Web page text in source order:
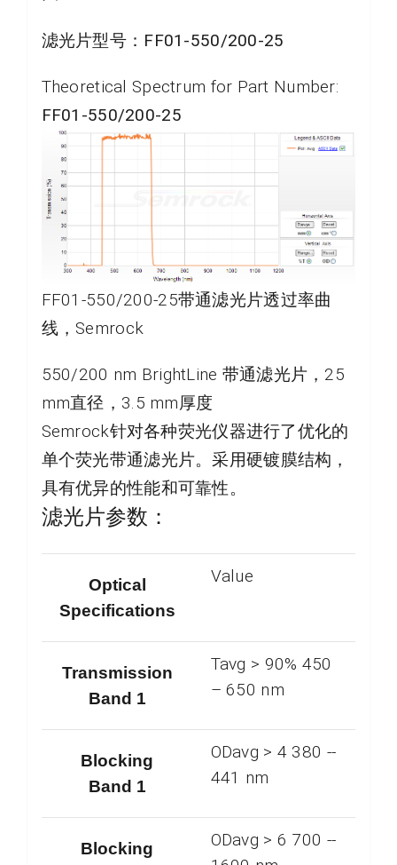
滤光片型号： FF01-550/200-25
Theoretical Spectrum for Part Number:
FF01-550/200-25
FF01-550/200-25带通滤光片透过率曲
线，Semrock
550/200 nm BrightLine 带通滤光片，25
mm直径，3.5 mm厚度
Semrock针对各种荧光仪器进行了优化的
单个荧光带通滤光片。采用硬镀膜结构，
具有优异的性能和可靠性。
滤光片参数：
Optical
Specifications
Value
Transmission
Band 1
Tavg > 90% 450
– 650 nm
Blocking
Band 1
ODavg > 4 380 -­
441 nm
Blocking
ODavg > 6 700 -­